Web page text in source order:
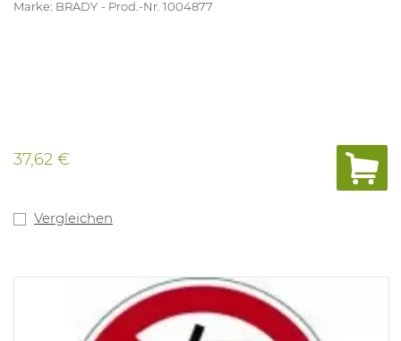
Marke: BRADY Prod.-Nr. 1004877
37,62 €
Vergleichen